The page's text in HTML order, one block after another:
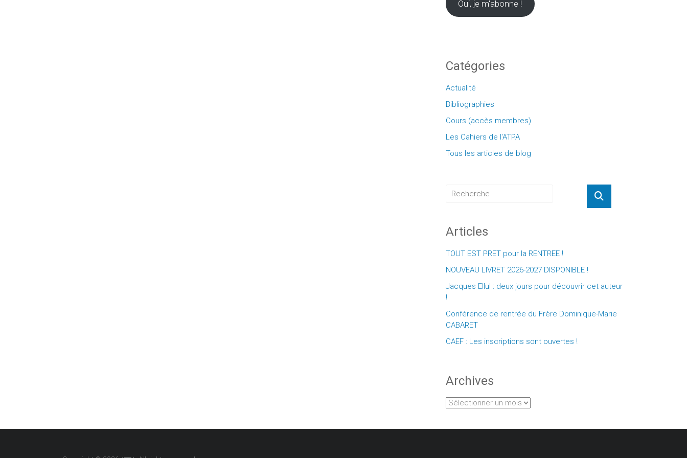
Oui, je m'abonne !
Catégories
Actualité
Bibliographies
Cours (accès membres)
Les Cahiers de l'ATPA
Tous les articles de blog
Articles
TOUT EST PRET pour la RENTREE !
NOUVEAU LIVRET 2026-2027 DISPONIBLE !
Jacques Ellul : deux jours pour découvrir cet auteur
!
Conférence de rentrée du Frère Dominique-Marie
CABARET
CAEF : Les inscriptions sont ouvertes !
Archives
Archives